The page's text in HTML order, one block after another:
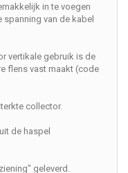
in te voegen
van de kabel
vertikale gebruik is de
flens vast maakt (code
collector.
de haspel
geleverd.